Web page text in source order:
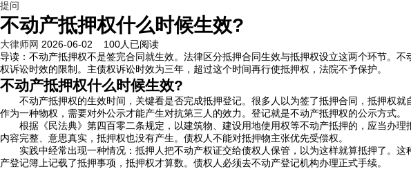
提问
不动产抵押权什么时候生效?
大律师网 2026-06-02 100人已阅读
导读： 不动产抵押权不是签完合同就生效。法律区分抵押合同生效与抵押权设立这两个环节。
权诉讼时效的限制。主债权诉讼时效为三年，超过这个时间再行使抵押权，法院不予保护。
不动产抵押权什么时候生效?
不动产抵押权的生效时间，关键看是否完成抵押登记。很多人以为签了抵押合同，抵押权就
作为一种物权，需要对外公示才能产生对抗第三人的效力。登记就是不动产抵押权的公示方式。
根据《民法典》第四百零二条规定，以建筑物、建设用地使用权等不动产抵押的，应当办理
内容完整、意思真实，抵押权也没有产生。债权人不能对抵押物主张优先受偿权。
实践中经常出现一种情况：抵押人把不动产权证交给债权人保管，以为这样就算抵押了。这
产登记簿上记载了抵押事项，抵押权才算数。债权人必须去不动产登记机构办理正式手续。